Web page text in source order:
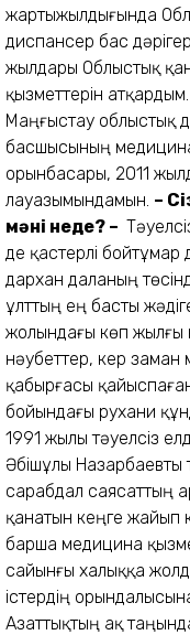
жартыжылдығында
диспансер бас
жылдары Облыстық
қызметтерін
Маңғыстау облыстық
басшысының
орынбасары, 2011
лауазымындамын. –
мәні неде? –
де қастерлі
дархан даланың
ұлттың ең басты
жолындағы көп жылғы
нәубеттер, кер
қабырғасы
бойындағы рухани
1991 жылы тәуелсіз
Әбішұлы Назарбаевты
сарабдал саясаттың
қанатын кеңге жайып
барша медицина
сайынғы халыққа
істердің
Азаттықтың ақ